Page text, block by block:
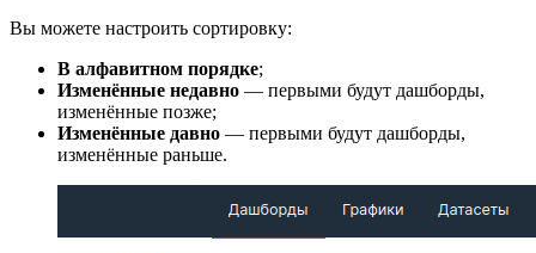
Вы можете настроить сортировку:
В алфавитном порядке;
Изменённые недавно — первыми будут дашборды,
изменённые позже;
Изменённые давно — первыми будут дашборды,
изменённые раньше.